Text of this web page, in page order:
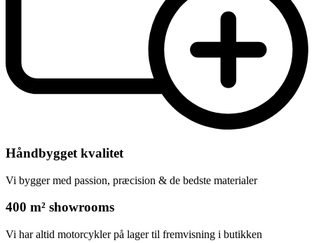
Håndbygget kvalitet
Vi bygger med passion, præcision & de bedste materialer
400 m² showrooms
Vi har altid motorcykler på lager til fremvisning i butikken